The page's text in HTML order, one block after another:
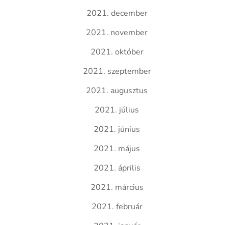
2021. december
2021. november
2021. október
2021. szeptember
2021. augusztus
2021. július
2021. június
2021. május
2021. április
2021. március
2021. február